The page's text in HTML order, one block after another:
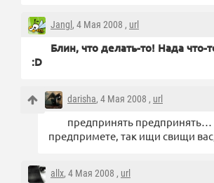
Jangl , 4 Мая 2008 , url
Блин, что делать-то! Нада что-
:D
darisha, 4 Мая 2008 , url
предпринять предпринять…
предпримете, так ищи свищи
allx, 4 Мая 2008 , url